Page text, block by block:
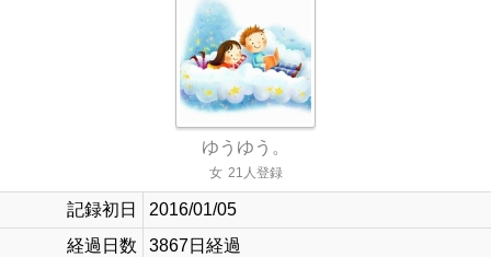
ゆうゆう。
女 21人登録
記録初日
2016/01/05
経過日数
3867日経過